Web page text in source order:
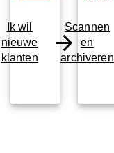
Ik wil
nieuwe
klanten
Scannen
en
archiveren